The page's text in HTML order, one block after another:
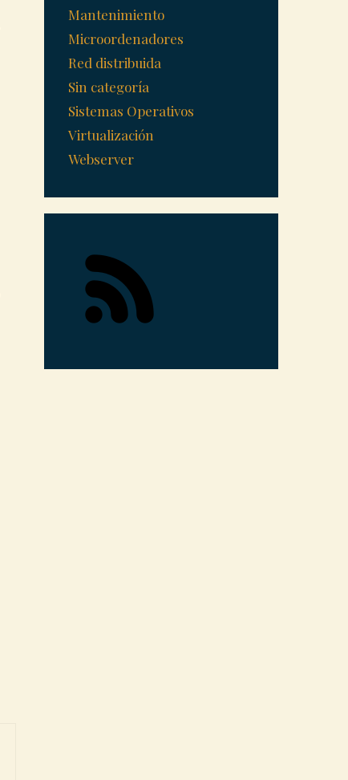
Mantenimiento
Microordenadores
Red distribuida
Sin categoría
Sistemas Operativos
Virtualización
Webserver